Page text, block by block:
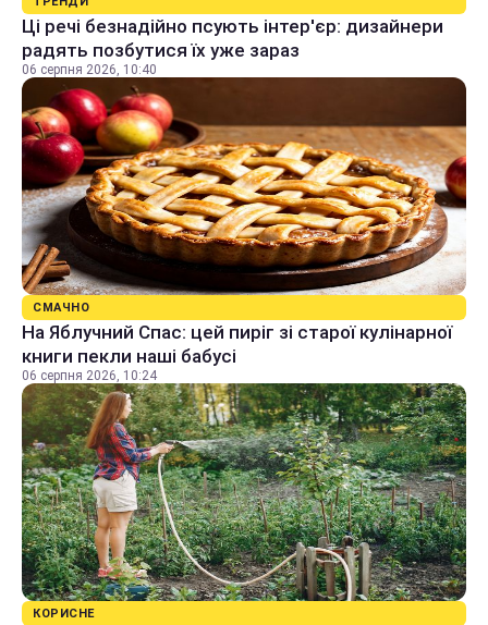
Ці речі безнадійно псують інтер'єр: дизайнери
радять позбутися їх уже зараз
06 серпня 2026, 10:40
СМАЧНО
На Яблучний Спас: цей пиріг зі старої кулінарної
книги пекли наші бабусі
06 серпня 2026, 10:24
КОРИСНЕ